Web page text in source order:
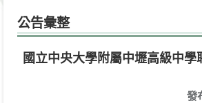
公告彙整
國立中央大學附屬中壢高級中學
發